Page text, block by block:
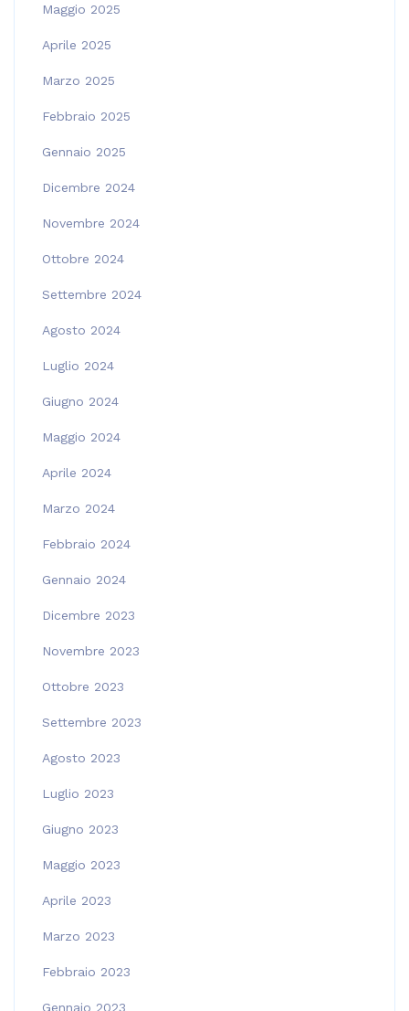
Maggio 2025
Aprile 2025
Marzo 2025
Febbraio 2025
Gennaio 2025
Dicembre 2024
Novembre 2024
Ottobre 2024
Settembre 2024
Agosto 2024
Luglio 2024
Giugno 2024
Maggio 2024
Aprile 2024
Marzo 2024
Febbraio 2024
Gennaio 2024
Dicembre 2023
Novembre 2023
Ottobre 2023
Settembre 2023
Agosto 2023
Luglio 2023
Giugno 2023
Maggio 2023
Aprile 2023
Marzo 2023
Febbraio 2023
Gennaio 2023